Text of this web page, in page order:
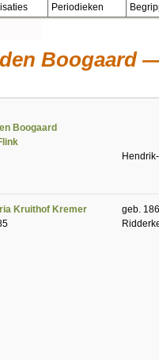
Periodieken
Boogaard
Boogaard
Kruithof Kremer
geb.